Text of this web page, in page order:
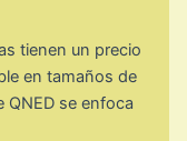
tienen un precio
en tamaños de
QNED se enfoca